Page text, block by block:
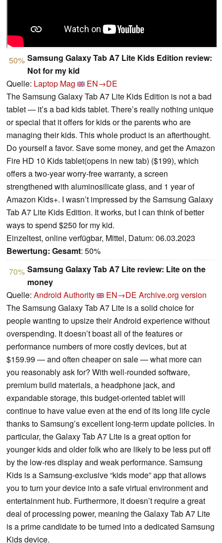
50% Samsung Galaxy Tab A7 Lite Kids Edition review:
Not for my kid
Quelle: Laptop Mag
EN→DE
The Samsung Galaxy Tab A7 Lite Kids Edition is not a bad
tablet — it’s a bad kids tablet. There’s really nothing unique
or special that it offers for kids or the parents who are
managing their kids. This whole product is an afterthought.
Do yourself a favor. Save some money, and get the Amazon
Fire HD 10 Kids tablet(opens in new tab) ($199), which
offers a two-year worry-free warranty, a screen
strengthened with aluminosilicate glass, and 1 year of
Amazon Kids+. I wasn’t impressed by the Samsung Galaxy
Tab A7 Lite Kids Edition. It works, but I can think of better
ways to spend $250 for my kid.
Einzeltest, online verfügbar, Mittel, Datum: 06.03.2023
Bewertung: Gesamt: 50%
70% Samsung Galaxy Tab A7 Lite review: Lite on the
money
Quelle: Android Authority EN→DE Archive.org version
The Samsung Galaxy Tab A7 Lite is a solid choice for
people wanting to upsize their Android experience without
overspending. It doesn’t boast all of the features or
performance numbers of more costly devices, but at
$159.99 — and often cheaper on sale — what more can
you reasonably ask for? With well-rounded software,
premium build materials, a headphone jack, and
expandable storage, this budget-oriented tablet will
continue to have value even at the end of its long life cycle
thanks to Samsung’s excellent long-term update policies. In
particular, the Galaxy Tab A7 Lite is a great option for
younger kids and older folk who are likely to be less put off
by the low-res display and weak performance. Samsung
Kids is a Samsung-exclusive “kids mode” app that allows
you to turn your device into a safe virtual environment and
entertainment hub. Furthermore, it doesn’t require a great
deal of processing power, meaning the Galaxy Tab A7 Lite
is a prime candidate to be turned into a dedicated Samsung
Kids device.